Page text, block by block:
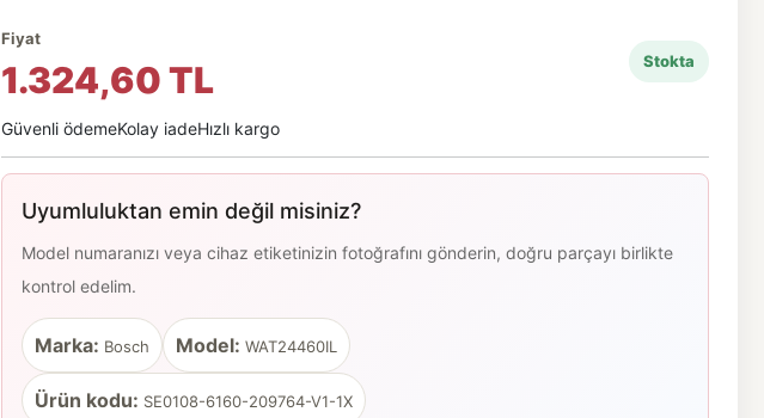
Fiyat
1.324,60 TL Stokta
Güvenli ödemeKolay iadeHızlı kargo
Uyumluluktan emin değil misiniz?
Model numaranızı veya cihaz etiketinizin fotoğrafını gönderin, doğru parçayı birlikte
kontrol edelim.
Marka: Bosch Model: WAT24460IL
Ürün kodu: SE0108-6160-209764-V1-1X